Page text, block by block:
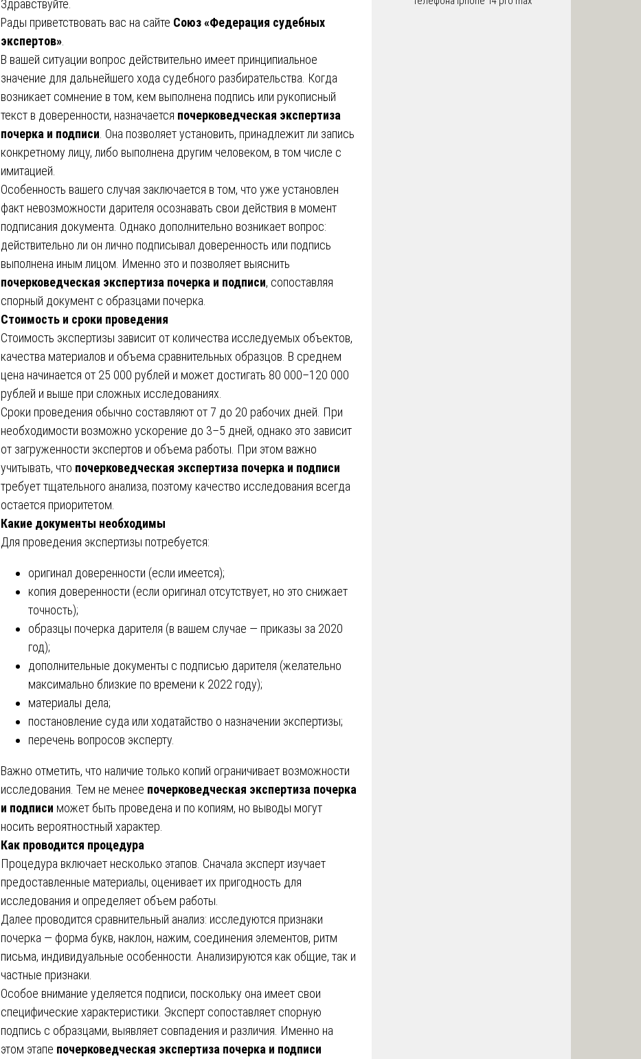
Здравствуйте.
Рады приветствовать вас на сайте Союз «Федерация судебных
экспертов»
В вашей ситуации вопрос действительно имеет принципиальное
значение для дальнейшего хода судебного разбирательства. Когда
возникает сомнение в том, кем выполнена подпись или рукописный
текст в доверенности, назначается почерковедческая экспертиза
почерка и подписи . Она позволяет установить, принадлежит ли запись
конкретному лицу, либо выполнена другим человеком, в том числе с
имитацией.
Особенность вашего случая заключается в том, что уже установлен
факт невозможности дарителя осознавать свои действия в момент
подписания документа. Однако дополнительно возникает вопрос:
действительно ли он лично подписывал доверенность или подпись
выполнена иным лицом. Именно это и позволяет выяснить
почерковедческая экспертиза почерка и подписи, сопоставляя
спорный документ с образцами почерка.
Стоимость и сроки проведения
Стоимость экспертизы зависит от количества исследуемых объектов,
качества материалов и объема сравнительных образцов. В среднем
цена начинается от 25 000 рублей и может достигать 80 000–120 000
рублей и выше при сложных исследованиях.
Сроки проведения обычно составляют от 7 до 20 рабочих дней. При
необходимости возможно ускорение до 3–5 дней, однако это зависит
от загруженности экспертов и объема работы. При этом важно
учитывать, что почерковедческая экспертиза почерка и подписи
требует тщательного анализа, поэтому качество исследования всегда
остается приоритетом.
Какие документы необходимы
Для проведения экспертизы потребуется:
оригинал доверенности (если имеется);
копия доверенности (если оригинал отсутствует, но это снижает
точность);
образцы почерка дарителя (в вашем случае — приказы за 2020
год);
дополнительные документы с подписью дарителя (желательно
максимально близкие по времени к 2022 году);
материалы дела;
постановление суда или ходатайство о назначении экспертизы;
перечень вопросов эксперту.
Важно отметить, что наличие только копий ограничивает возможности
исследования. Тем не менее почерковедческая экспертиза почерка
и подписи может быть проведена и по копиям, но выводы могут
носить вероятностный характер.
Как проводится процедура
Процедура включает несколько этапов. Сначала эксперт изучает
предоставленные материалы, оценивает их пригодность для
исследования и определяет объем работы.
Далее проводится сравнительный анализ: исследуются признаки
почерка — форма букв, наклон, нажим, соединения элементов, ритм
письма, индивидуальные особенности. Анализируются как общие, так и
частные признаки.
Особое внимание уделяется подписи, поскольку она имеет свои
специфические характеристики. Эксперт сопоставляет спорную
подпись с образцами, выявляет совпадения и различия. Именно на
этом этапе почерковедческая экспертиза почерка и подписи